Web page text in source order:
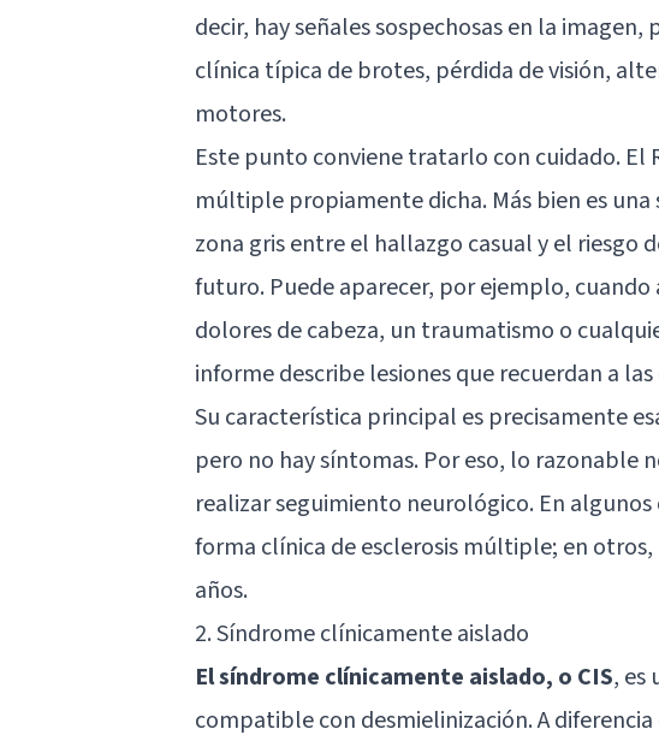
decir, hay señales sospechosas en la
clínica típica de brotes, pérdida de visión,
motores.
Este punto conviene tratarlo con cuidado. El
múltiple propiamente dicha. Más bien es
zona gris entre el hallazgo casual y el riesgo
futuro. Puede aparecer, por ejemplo, cuando
dolores de cabeza, un traumatismo o
informe describe lesiones que recuerdan a
Su característica principal es precisamente
pero no hay síntomas. Por eso, lo razonable
realizar seguimiento neurológico. En
forma clínica de esclerosis múltiple; en
años.
2. Síndrome clínicamente aislado
El síndrome clínicamente aislado, o CIS, es
compatible con desmielinización. A